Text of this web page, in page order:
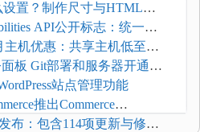
设置？制作尺寸与HTML添
API公开标志：统一支
AI代理
主机优惠：共享主机低至
同步折扣
板 Git部署和服务器开通更
站点管理功能
推出Commerce
店可保留前台体验并扩展电
发布：包含114项更新与修